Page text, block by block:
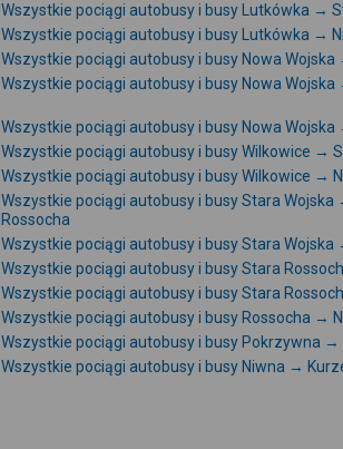
Wszystkie pociągi autobusy i busy Lutkówka →
Wszystkie pociągi autobusy i busy Lutkówka →
Wszystkie pociągi autobusy i busy Nowa
Wszystkie pociągi autobusy i busy Nowa
Wszystkie pociągi autobusy i busy Nowa
Wszystkie pociągi autobusy i busy Wilkowice →
Wszystkie pociągi autobusy i busy Wilkowice →
Wszystkie pociągi autobusy i busy Stara Wojska
Rossocha
Wszystkie pociągi autobusy i busy Stara Wojska
Wszystkie pociągi autobusy i busy Stara
Wszystkie pociągi autobusy i busy Stara
Wszystkie pociągi autobusy i busy Rossocha →
Wszystkie pociągi autobusy i busy Pokrzywna →
Wszystkie pociągi autobusy i busy Niwna →